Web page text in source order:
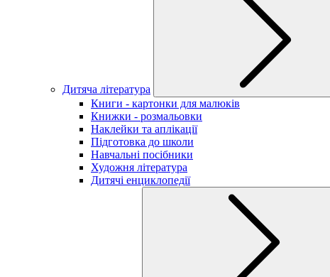
Дитяча література
Книги - картонки для малюків
Книжки - розмальовки
Наклейки та аплікації
Підготовка до школи
Навчальні посібники
Художня література
Дитячі енциклопедії